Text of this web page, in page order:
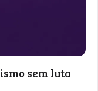
sem luta